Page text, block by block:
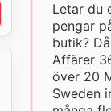
Letar du
pengar
butik?
Affärer
över 20
Sweden